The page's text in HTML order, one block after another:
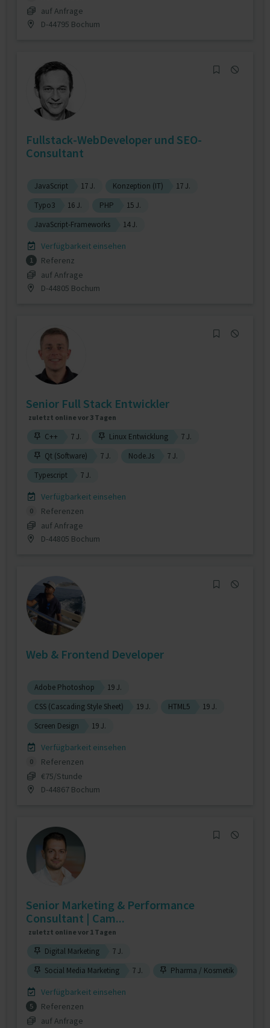
auf Anfrage
D-44795 Bochum
Fullstack-WebDeveloper und SEO-
Consultant
JavaScript 17 J. Konzeption (IT)
17 J.
Typo3
16 J. PHP
15 J.
JavaScript-Frameworks
14 J.
Verfügbarkeit einsehen
1
Referenz
auf Anfrage
D-44805 Bochum
Senior Full Stack Entwickler
zuletzt online vor 3 Tagen
C++ 7 J. Linux Entwicklung
7 J.
Qt (Software)
7 J. Node.Js
7 J.
Typescript
7 J.
Verfügbarkeit einsehen
0
Referenzen
auf Anfrage
D-44805 Bochum
Web & Frontend Developer
Adobe Photoshop
19 J.
CSS (Cascading Style Sheet)
19 J. HTML5
19 J.
Screen Design
19 J.
Verfügbarkeit einsehen
0
Referenzen
€75/Stunde
D-44867 Bochum
Senior Marketing & Performance
Consultant | Cam...
zuletzt online vor 1 Tagen
Digital Marketing
7 J.
Social Media Marketing
7 J. Pharma / Kosmetik
Verfügbarkeit einsehen
5
Referenzen
auf Anfrage